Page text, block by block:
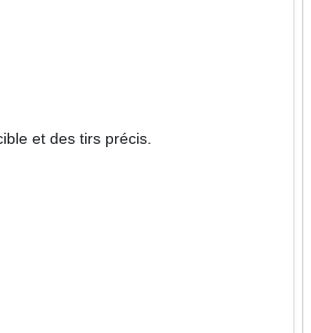
et des tirs précis.